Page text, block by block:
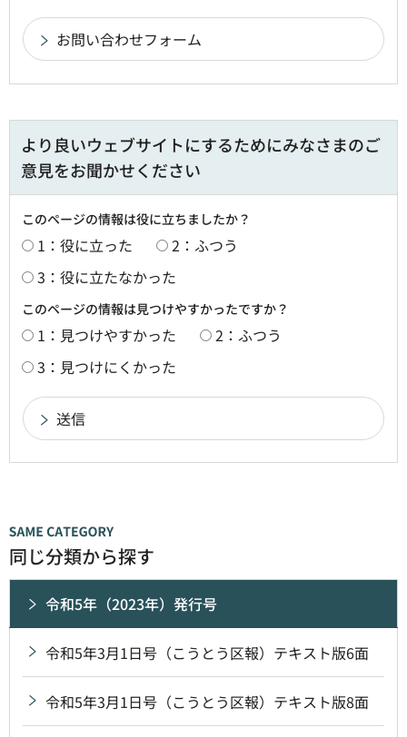
より良いウェブサイトにするためにみなさまのご
意見をお聞かせください
このページの情報は役に立ちましたか？
1：役に立った
2：ふつう
3：役に立たなかった
このページの情報は見つけやすかったですか？
1：見つけやすかった
2：ふつう
3：見つけにくかった
同じ分類から探す
令和5年（2023年）発行号
令和5年3月1日号（こうとう区報）テキスト版6面
令和5年3月1日号（こうとう区報）テキスト版8面